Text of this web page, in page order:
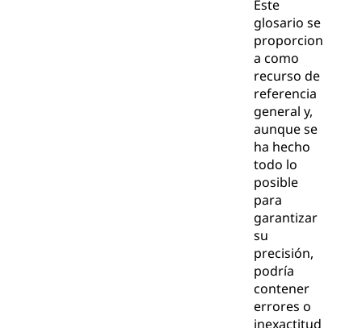
Este
glosario se
proporcion
a como
recurso de
referencia
general y,
aunque se
ha hecho
todo lo
posible
para
garantizar
su
precisión,
podría
contener
errores o
inexactitud